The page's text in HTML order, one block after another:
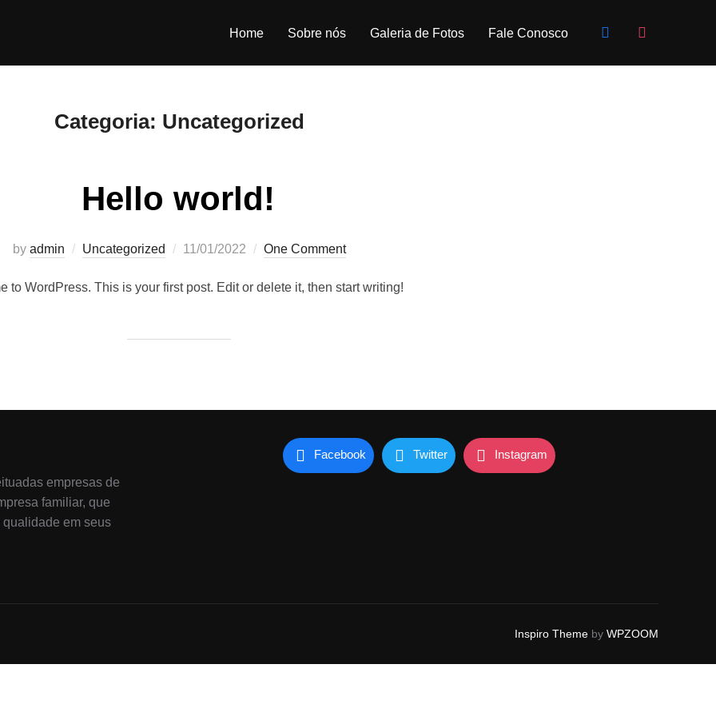
Home Sobre nós Galeria de Fotos Fale Conosco facebookinstagram
Categoria: Uncategorized
Hello world!
by admin Uncategorized
Posted
11/01/2022 One Comment
to WordPress. This is your first post. Edit or delete it, then start writing!
empresas de
familiar, que
em seus
Facebook Twitter Instagram
Inspiro Theme by WPZOOM